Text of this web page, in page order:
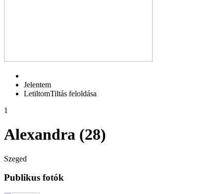
Jelentem
LetiltomTiltás feloldása
1
Alexandra (28)
Szeged
Publikus fotók